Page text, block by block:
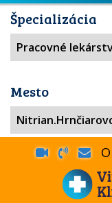
Špecializácia
Mesto